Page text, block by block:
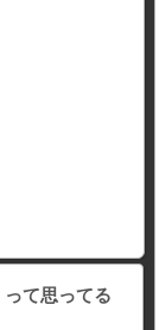
て思ってる